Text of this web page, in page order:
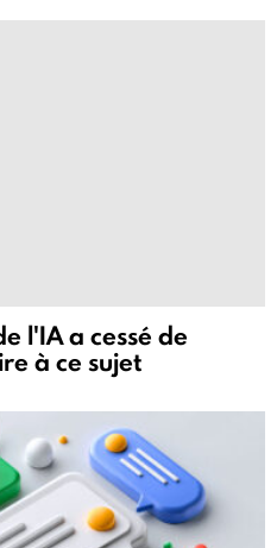
l'IA a cessé de
à ce sujet